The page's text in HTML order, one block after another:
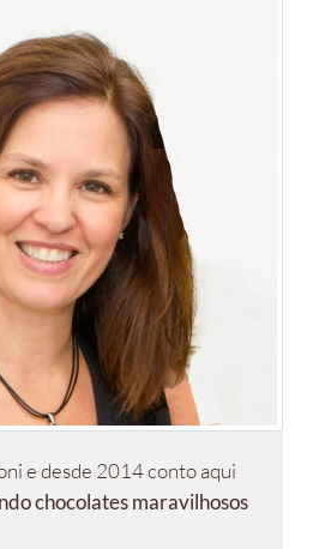
e desde 2014 conto aqui
chocolates maravilhosos